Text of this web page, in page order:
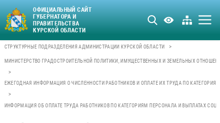
ОФИЦИАЛЬНЫЙ САЙТ
ГУБЕРНАТОРА И
ПРАВИТЕЛЬСТВА
КУРСКОЙ ОБЛАСТИ
СТРУКТУРНЫЕ ПОДРАЗДЕЛЕНИЯ АДМИНИСТРАЦИИ КУРСКОЙ ОБЛАСТИ >
МИНИСТЕРСТВО ГРАДОСТРОИТЕЛЬНОЙ ПОЛИТИКИ, ИМУЩЕСТВЕННЫХ И ЗЕМЕЛЬНЫХ
>
ЕЖЕГОДНАЯ ИНФОРМАЦИЯ О ЧИСЛЕННОСТИ РАБОТНИКОВ И ОПЛАТЕ ИХ ТРУДА ПО
>
ИНФОРМАЦИЯ ОБ ОПЛАТЕ ТРУДА РАБОТНИКОВ ПО КАТЕГОРИЯМ ПЕРСОНАЛА И ВЫПЛАТАХ